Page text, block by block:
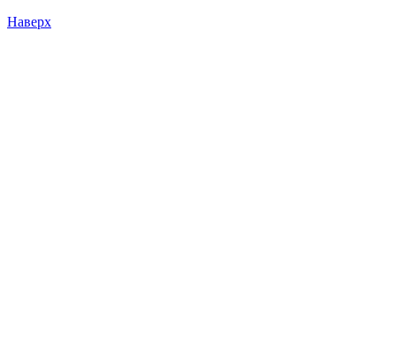
Наверх